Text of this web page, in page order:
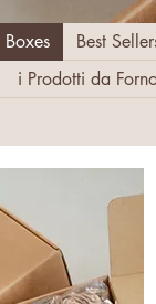
Best
i Prodotti da